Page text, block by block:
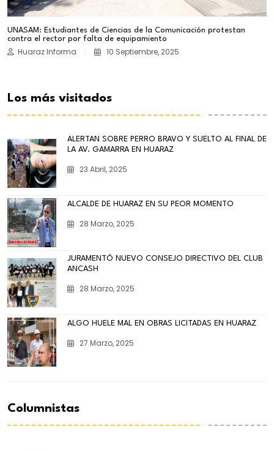
UNASAM: Estudiantes de Ciencias de la Comunicación protestan
contra el rector por falta de equipamiento
Huaraz Informa 10 Septiembre, 2025
Los más visitados
ALERTAN SOBRE PERRO BRAVO Y SUELTO AL FINAL DE
LA AV. GAMARRA EN HUARAZ
23 Abril, 2025
ALCALDE DE HUARAZ EN SU PEOR MOMENTO
28 Marzo, 2025
JURAMENTÓ NUEVO CONSEJO DIRECTIVO DEL CLUB
ANCASH
28 Marzo, 2025
ALGO HUELE MAL EN OBRAS LICITADAS EN HUARAZ
27 Marzo, 2025
Columnistas